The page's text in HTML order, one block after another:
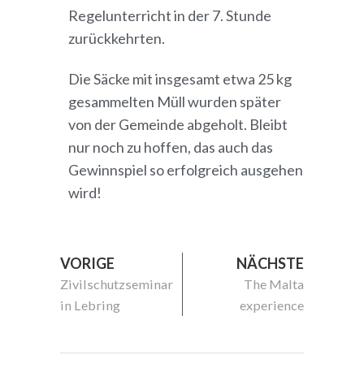
Regelunterricht in der 7. Stunde
zurückkehrten.
Die Säcke mit insgesamt etwa 25 kg
gesammelten Müll wurden später
von der Gemeinde abgeholt. Bleibt
nur noch zu hoffen, das auch das
Gewinnspiel so erfolgreich ausgehen
wird!
VORIGE
Zivilschutzseminar
in Lebring
NÄCHSTE
The Malta
experience